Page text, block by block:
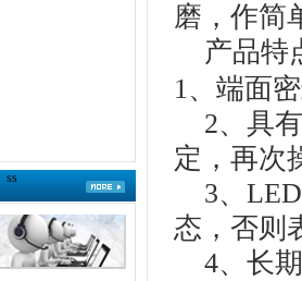
ss
磨，作简
产品特
1、端面
2、具
定，再次
3、 LED
态，否则
4、长